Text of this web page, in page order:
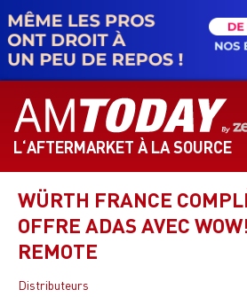
contenu
principal
L‘AFTERMARKET À LA SOURCE
WÜRTH FRANCE
OFFRE ADAS AVEC
REMOTE
Distributeurs